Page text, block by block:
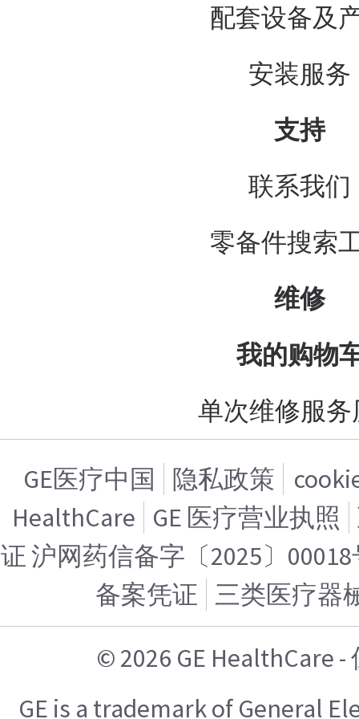
配套设备及
安装服务
支持
联系我们
零备件搜索
维修
我的购物
单次维修服务
GE医疗中国 隐私政策
HealthCare GE 医疗营业执照
证 沪网药信备字〔2025〕
备案凭证 三类医疗器
© 2026 GE HealthCare
GE is a trademark of General